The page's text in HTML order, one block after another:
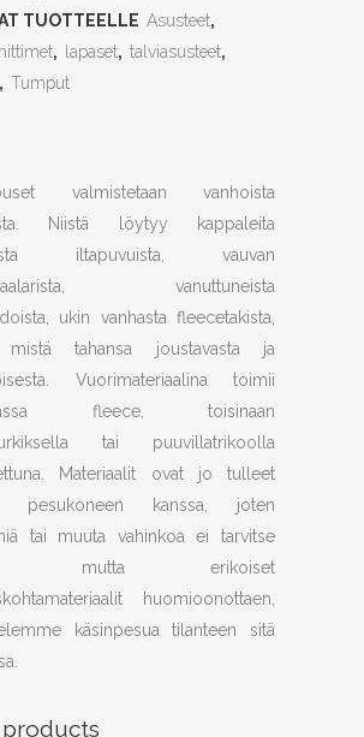
TUOTTEELLE Asusteet,
, lapaset, talviasusteet,
, Tumput
valmistetaan vanhoista
Niistä löytyy kappaleita
iltapuvuista, vauvan
vanuttuneista
ukin vanhasta fleecetakista,
mistä tahansa joustavasta ja
Vuorimateriaalina toimii
fleece, toisinaan
tai puuvillatrikoolla
Materiaalit ovat jo tulleet
pesukoneen kanssa, joten
tai muuta vahinkoa ei tarvitse
mutta erikoiset
huomioonottaen,
käsinpesua tilanteen sitä